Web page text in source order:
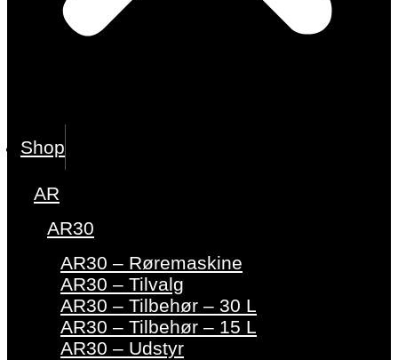
Shop
AR
AR30
AR30 – Røremaskine
AR30 – Tilvalg
AR30 – Tilbehør – 30 L
AR30 – Tilbehør – 15 L
AR30 – Udstyr